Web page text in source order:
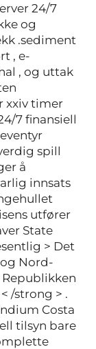
24/7
og
.sediment
, e-
, og uttak
xxiv timer
7 finansiell
spill
å
innsats
utfører
State
> Det
Nord-
/strong > .
Costa
tilsyn bare